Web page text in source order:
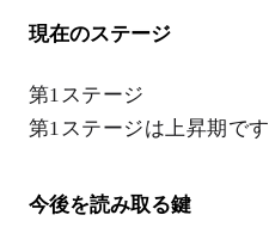
現在のステージ
第1ステージ
第1ステージは上昇期です
今後を読み取る鍵